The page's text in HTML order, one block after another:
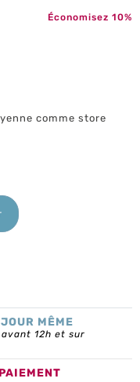
Économisez 10%
comme store
MÊME
12h et sur